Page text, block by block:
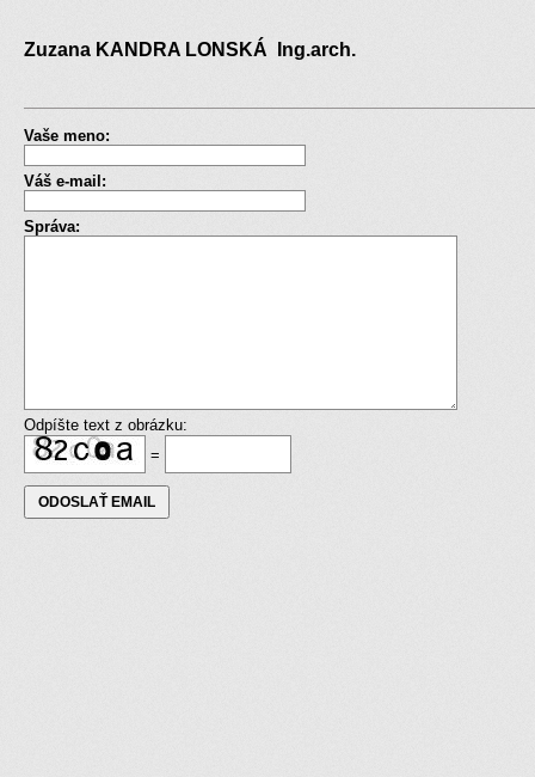
Zuzana KANDRA LONSKÁ Ing.arch.
Vaše meno:
Váš e-mail:
Správa:
Odpíšte text z obrázku:
=